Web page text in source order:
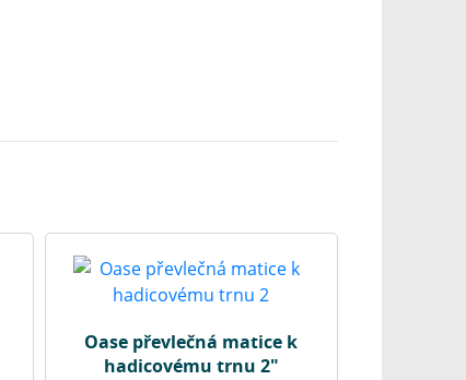
Oase převlečná matice k
hadicovému trnu 2"